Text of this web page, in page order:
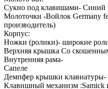
Сукно под клавишами- Синий
Молоточки -Войлок Germany
производитель)
Корпус:
Ножки (ролики)- широкие
Верхняя крышка Со
Внутренняя рама-
Сапеле
Демпфер крышки клавиатуры-
Клавишный механизм :Samick